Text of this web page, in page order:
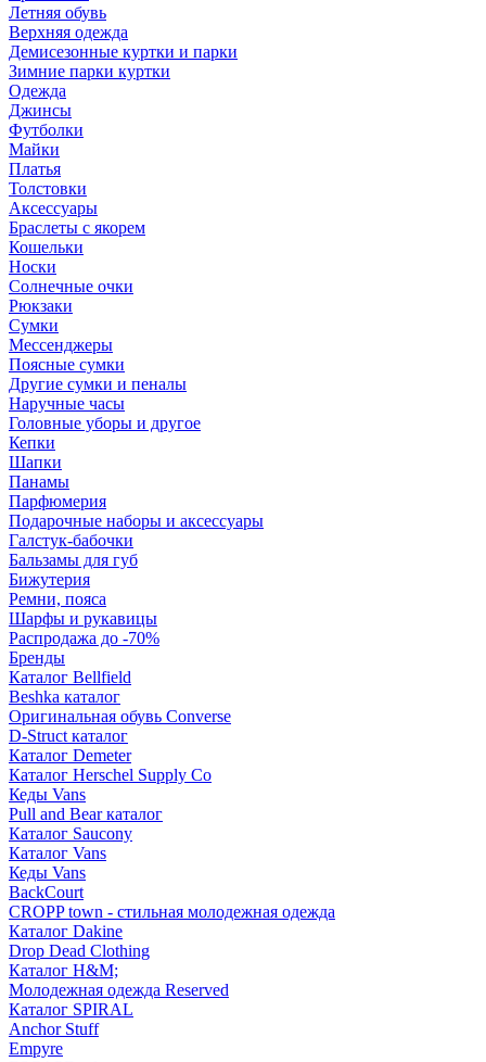
Летняя обувь
Верхняя одежда
Демисезонные куртки и парки
Зимние парки куртки
Одежда
Джинсы
Футболки
Майки
Платья
Толстовки
Аксессуары
Браслеты с якорем
Кошельки
Носки
Солнечные очки
Рюкзаки
Сумки
Мессенджеры
Поясные сумки
Другие сумки и пеналы
Наручные часы
Головные уборы и другое
Кепки
Шапки
Панамы
Парфюмерия
Подарочные наборы и аксессуары
Галстук-бабочки
Бальзамы для губ
Бижутерия
Ремни, пояса
Шарфы и рукавицы
Распродажа до -70%
Бренды
Каталог Bellfield
Beshka каталог
Оригинальная обувь Converse
D-Struct каталог
Каталог Demeter
Каталог Herschel Supply Co
Кеды Vans
Pull and Bear каталог
Каталог Saucony
Каталог Vans
Кеды Vans
BackCourt
CROPP town - стильная молодежная одежда
Каталог Dakine
Drop Dead Clothing
Каталог H&M;
Молодежная одежда Reserved
Каталог SPIRAL
Anchor Stuff
Empyre